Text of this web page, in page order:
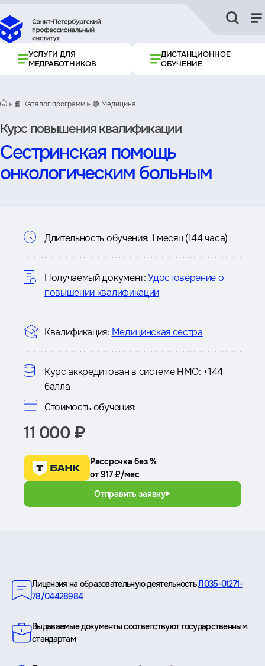
УСЛУГИ ДЛЯ
МЕДРАБОТНИКОВ
ДИСТАНЦИОННОЕ
ОБУЧЕНИЕ
📙 Каталог программ 🟢 Медицина
Курс повышения квалификации
Сестринская помощь
онкологическим больным
Информация
о
курсе
Длительность обучения: 1 месяц (144 часа)
Получаемый документ: Удостоверение о
повышении квалификации
Квалификация: Медицинская сестра
Курс аккредитован в системе НМО: +144
балла
Стоимость обучения:
11 000 ₽
Рассрочка без %
от 917 ₽/мес
Отправить заявку
Лицензия на образовательную деятельностьЛ035-01271-
78/04428984
Выдаваемые документы соответствуют государственным
стандартам